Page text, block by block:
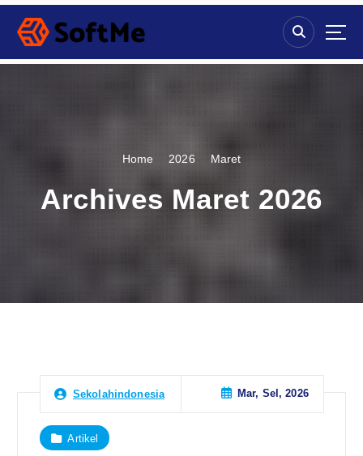
S
p
Home 2026 Maret
Archives Maret 2026
Sekolahindonesia Mar, Sel, 2026
Artikel